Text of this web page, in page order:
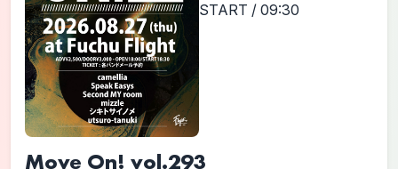
START / 09:30
Move On! vol.293